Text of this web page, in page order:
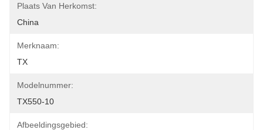
Plaats Van Herkomst:
China
Merknaam:
TX
Modelnummer:
TX550-10
Afbeeldingsgebied: